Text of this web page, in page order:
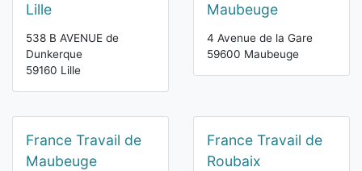
Lille
538 B AVENUE de
Dunkerque
59160 Lille
Maubeuge
4 Avenue de la Gare
59600 Maubeuge
France Travail de
Maubeuge
France Travail de
Roubaix